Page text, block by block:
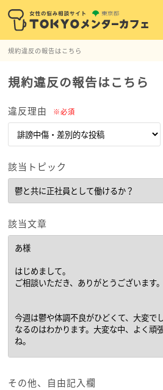
規約違反の報告はこちら
規約違反の報告はこちら
違反理由 ※必須
該当トピック
該当文章
その他、自由記入欄